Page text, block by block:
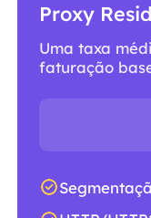
Proxy
Uma taxa
faturação